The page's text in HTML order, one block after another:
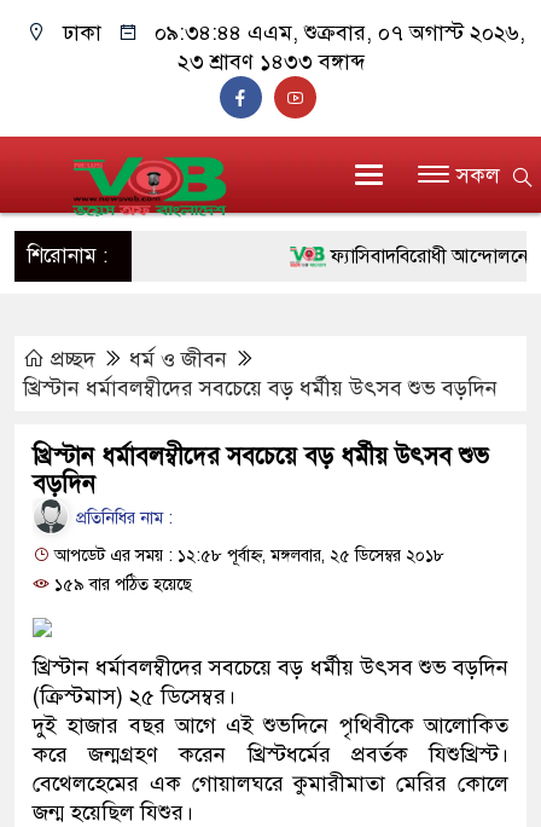
ঢাকা ০৯:৩৪:৪৫ এএম, শুক্রবার, ০৭ অগাস্ট ২০২৬,
২৩ শ্রাবণ ১৪৩৩ বঙ্গাব্দ
সকল
শিরোনাম : ফ্যাসিবাদবিরোধী আন্দোলনে
উদ্ধার
প্রধানমন্ত্রী
মাদক কারবারি গ্রেফতার
২৮ লাখ টাকার জাল নোটসহ
থানা পুলিশ
প্রচ্ছদ
ধর্ম ও জীবন
খ্রিস্টান ধর্মাবলম্বীদের সবচেয়ে বড় ধর্মীয় উৎসব শুভ বড়দিন
খ্রিস্টান ধর্মাবলম্বীদের সবচেয়ে বড় ধর্মীয় উৎসব শুভ
বড়দিন
প্রতিনিধির নাম :
আপডেট এর সময় : ১২:৫৮ পূর্বাহ্ন, মঙ্গলবার, ২৫ ডিসেম্বর ২০১৮
১৫৯ বার পঠিত হয়েছে
খ্রিস্টান ধর্মাবলম্বীদের সবচেয়ে বড় ধর্মীয় উৎসব শুভ বড়দিন
(ক্রিস্টমাস) ২৫ ডিসেম্বর।
দুই হাজার বছর আগে এই শুভদিনে পৃথিবীকে আলোকিত
করে জন্মগ্রহণ করেন খ্রিস্টধর্মের প্রবর্তক যিশুখ্রিস্ট।
বেথেলহেমের এক গোয়ালঘরে কুমারীমাতা মেরির কোলে
জন্ম হয়েছিল যিশুর।